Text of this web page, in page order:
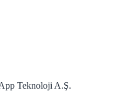
Teknoloji A.Ş.